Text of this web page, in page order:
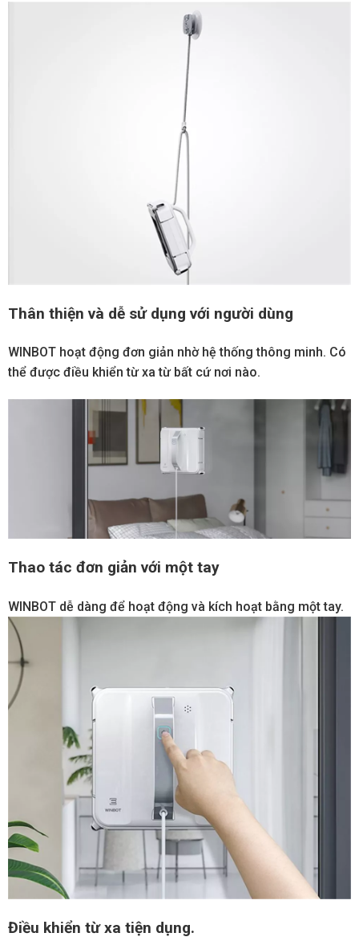
Thân thiện và dễ sử dụng với người dùng
WINBOT hoạt động đơn giản nhờ hệ thống thông minh. Có
thể được điều khiển từ xa từ bất cứ nơi nào.
Thao tác đơn giản với một tay
WINBOT dễ dàng để hoạt động và kích hoạt bằng một tay.
Điều khiển từ xa tiện dụng.